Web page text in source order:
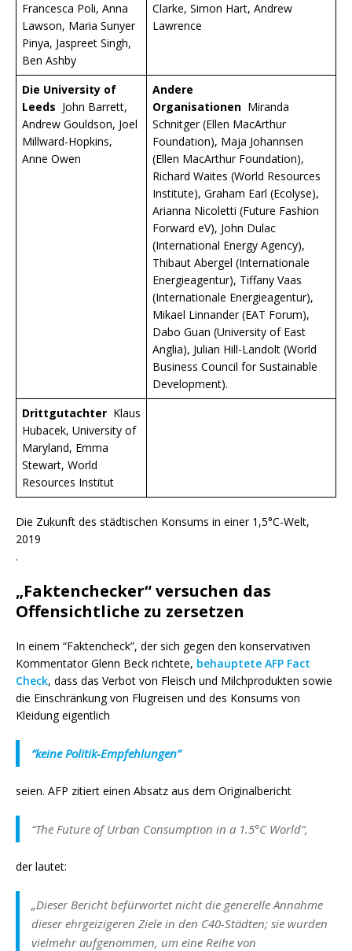
Francesca Poli, Anna
Lawson, Maria Sunyer
Pinya, Jaspreet Singh,
Ben Ashby
Clarke, Simon Hart, Andrew
Lawrence
Die University of
Leeds John Barrett,
Andrew Gouldson, Joel
Millward-Hopkins,
Anne Owen
Andere
Organisationen Miranda
Schnitger (Ellen MacArthur
Foundation), Maja Johannsen
(Ellen MacArthur Foundation),
Richard Waites (World Resources
Institute), Graham Earl (Ecolyse),
Arianna Nicoletti (Future Fashion
Forward eV), John Dulac
(International Energy Agency),
Thibaut Abergel (Internationale
Energieagentur), Tiffany Vaas
(Internationale Energieagentur),
Mikael Linnander (EAT Forum),
Dabo Guan (University of East
Anglia), Julian Hill-Landolt (World
Business Council for Sustainable
Development).
Drittgutachter Klaus
Hubacek, University of
Maryland, Emma
Stewart, World
Resources Institut
Die Zukunft des städtischen Konsums in einer 1,5°C-Welt,
2019
.
„Faktenchecker“ versuchen das
Offensichtliche zu zersetzen
In einem “Faktencheck”, der sich gegen den konservativen
Kommentator Glenn Beck richtete, behauptete AFP Fact
Check, dass das Verbot von Fleisch und Milchprodukten sowie
die Einschränkung von Flugreisen und des Konsums von
Kleidung eigentlich
“keinePolitik-Empfehlungen”
seien. AFP zitiert einen Absatz aus dem Originalbericht
“The Future of Urban Consumption in a 1.5°C World”,
der lautet:
„Dieser Bericht befürwortet nicht die generelle Annahme
dieser ehrgeizigeren Ziele in den C40-Städten; sie wurden
vielmehr aufgenommen, um eine Reihe von